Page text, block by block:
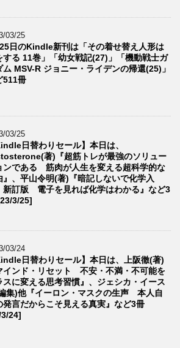
03/25
日のKindle新刊は「その着せ替え人形は
する 11巻」「幼女戦記(27)」「機動戦士ガ
ム MSV-R ジョニー・ライデンの帰還(25)」
511冊
03/25
日替わりセール】本日は、
著)『超筋トレが最強のソリュー
ンである 筋肉が人生を変える超科学的な
』、平山令明(著)『暗記しないで化学入
訂版 電子を見れば化学はわかる』など3
3/25]
03/24
日替わりセール】本日は、上阪徹(著)
インド・リセット 不安・不満・不可能を
スに変える思考習慣』、ジェシカ・イース
集)他『イーロン・マスクの生声 本人自
発言だからこそ見える真実』など3冊
24]